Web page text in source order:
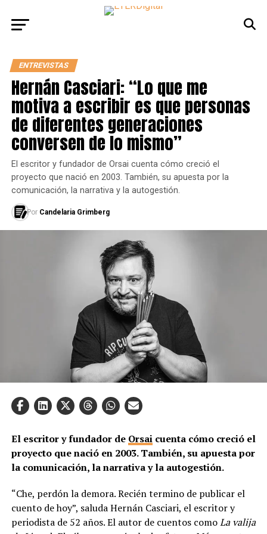
ENTREVISTAS
Hernán Casciari: “Lo que me
motiva a escribir es que personas
de diferentes generaciones
conversen de lo mismo”
El escritor y fundador de Orsai cuenta cómo creció el
proyecto que nació en 2003. También, su apuesta por la
comunicación, la narrativa y la autogestión.
Por Candelaria Grimberg
El escritor y fundador de Orsaicuenta cómo creció el
proyecto que nació en 2003. También, su apuesta por
la comunicación, la narrativa y la autogestión.
“Che, perdón la demora. Recién termino de publicar el
cuento de hoy”, saluda Hernán Casciari, el escritor y
periodista de 52 años. El autor de cuentos comoLa valija